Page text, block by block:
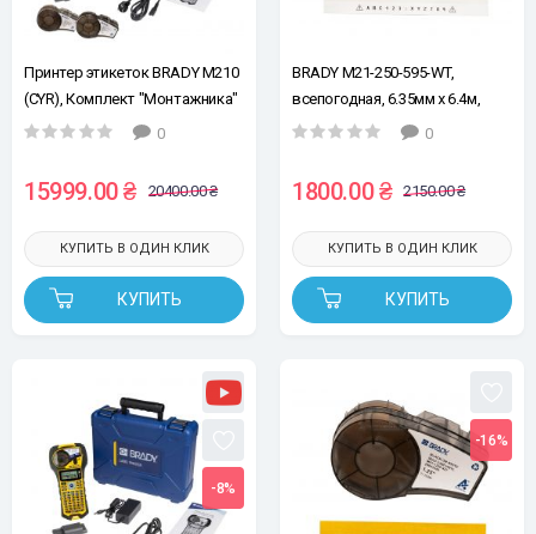
Принтер этикеток BRADY M210
(CYR), Комплект "Монтажника"
0
15999.00 ₴ 20400.00 ₴
КУПИТЬ
КУПИТЬ В ОДИН КЛИК
BRADY M21-250-595-WT,
всепогодная, 6.35мм х 6.4м,
черным на белом, винил, лента
0
1800.00 ₴ 2150.00 ₴
КУПИТЬ
КУПИТЬ В ОДИН КЛИК
-8%
-16%